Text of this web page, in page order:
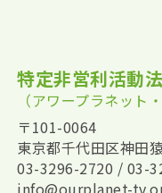
特定非営利活動
（アワープラネット
〒101-0064
東京都千代田区神田
03-3296-2720 / 03-